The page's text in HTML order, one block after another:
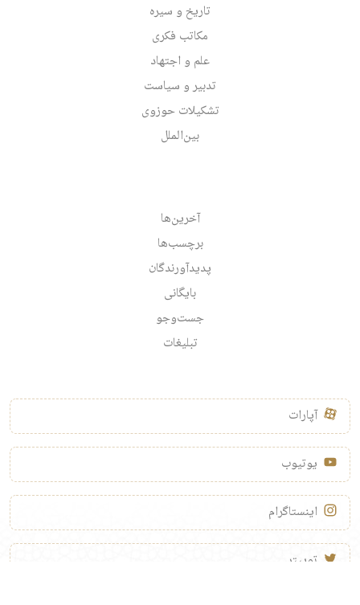
تاریخ و سیره
مکاتب فکری
علم و اجتهاد
تدبیر و سیاست
تشکیلات حوزوی
بین‌الملل
آخرین‌ها
برچسب‌ها
پدیدآورندگان
بایگانی
جست‌وجو
تبلیغات
آپارات
یوتیوب
اینستاگرام
توییتر